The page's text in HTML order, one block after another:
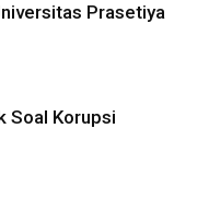
Prasetiya
Soal Korupsi